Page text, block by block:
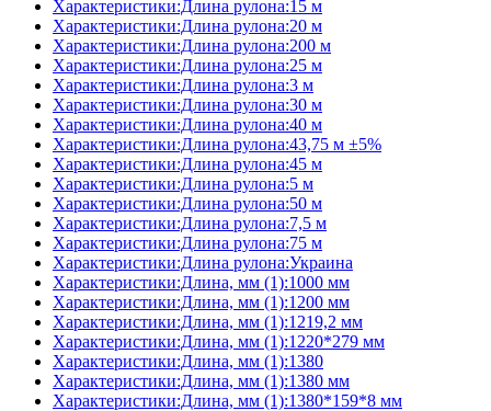
Характеристики:Длина рулона:15 м
Характеристики:Длина рулона:20 м
Характеристики:Длина рулона:200 м
Характеристики:Длина рулона:25 м
Характеристики:Длина рулона:3 м
Характеристики:Длина рулона:30 м
Характеристики:Длина рулона:40 м
Характеристики:Длина рулона:43,75 м ±5%
Характеристики:Длина рулона:45 м
Характеристики:Длина рулона:5 м
Характеристики:Длина рулона:50 м
Характеристики:Длина рулона:7,5 м
Характеристики:Длина рулона:75 м
Характеристики:Длина рулона:Украина
Характеристики:Длина, мм (1):1000 мм
Характеристики:Длина, мм (1):1200 мм
Характеристики:Длина, мм (1):1219,2 мм
Характеристики:Длина, мм (1):1220*279 мм
Характеристики:Длина, мм (1):1380
Характеристики:Длина, мм (1):1380 мм
Характеристики:Длина, мм (1):1380*159*8 мм